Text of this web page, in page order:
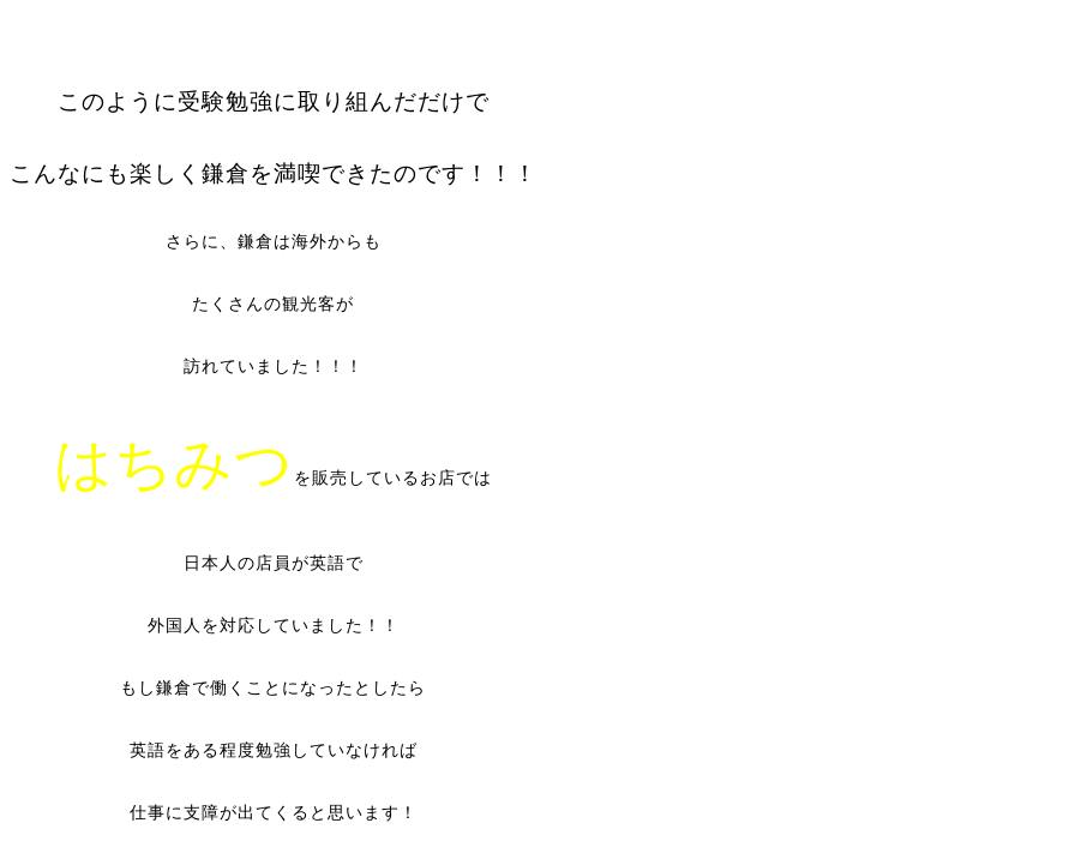
このように受験勉強に取り組んだだけで
こんなにも楽しく鎌倉を満喫できたのです！！！
さらに、鎌倉は海外からも
たくさんの観光客が
訪れていました！！！
はちみつ を販売しているお店では
日本人の店員が英語で
外国人を対応していました！！
もし鎌倉で働くことになったとしたら
英語をある程度勉強していなければ
仕事に支障が出てくると思います！